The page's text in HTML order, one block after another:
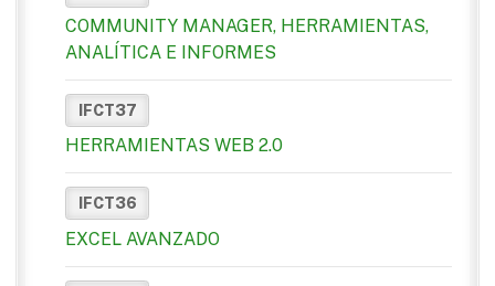
COMMUNITY MANAGER, HERRAMIENTAS,
ANALÍTICA E INFORMES
IFCT37
HERRAMIENTAS WEB 2.0
IFCT36
EXCEL AVANZADO